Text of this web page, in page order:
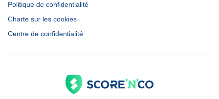
Politique de confidentialité
Charte sur les cookies
Centre de confidentialité